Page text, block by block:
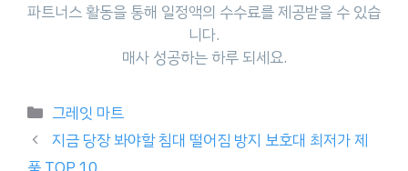
파트너스 활동을 통해 일정액의 수수료를 제공받을 수 있습
니다.
매사 성공하는 하루 되세요.
Categories
그레잇 마트
지금 당장 봐야할 침대 떨어짐 방지 보호대 최저가 제